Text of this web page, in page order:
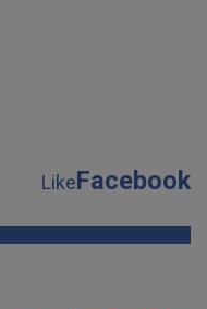
LikeFacebook